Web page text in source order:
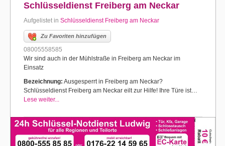
Schlüsseldienst Freiberg am Neckar
Aufgelistet in Schlüsseldienst Freiberg am Neckar
Zu Favoriten hinzufügen
08005558585
Wir sind auch in der Mühlstraße in Freiberg am Neckar im
Einsatz
Bezeichnung: Ausgesperrt in Freiberg am Neckar?
Schlüsseldienst Freiberg am Neckar eilt zur Hilfe! Ihre Türe ist…
Lese weiter...